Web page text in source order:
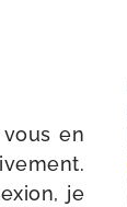
en
je